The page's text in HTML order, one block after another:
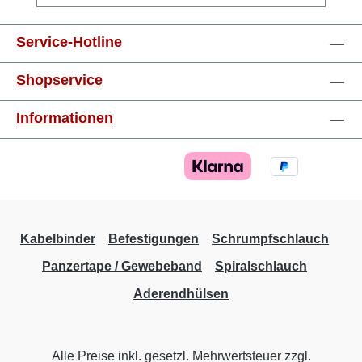
mm 10,0 mm²elfenbein12 mm 16,0
mm²grün12 mm 25,0 mm²braun16 mm 35,0
mm²grau16 mm 50,0 mm²olive20 mm
Service-Hotline
Shopservice
Informationen
Kabelbinder Befestigungen
Schrumpfschlauch
Panzertape / Gewebeband
Spiralschlauch
Aderendhülsen
Alle Preise inkl. gesetzl. Mehrwertsteuer zzgl.